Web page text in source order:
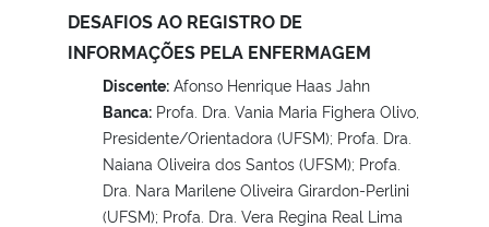
DESAFIOS AO REGISTRO DE
INFORMAÇÕES PELA ENFERMAGEM
Discente: Afonso Henrique Haas Jahn
Banca: Profa. Dra. Vania Maria Fighera Olivo,
Presidente/Orientadora (UFSM); Profa. Dra.
Naiana Oliveira dos Santos (UFSM); Profa.
Dra. Nara Marilene Oliveira Girardon-Perlini
(UFSM); Profa. Dra. Vera Regina Real Lima